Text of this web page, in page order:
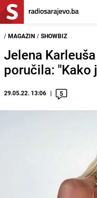
/ MAGAZIN / SHOWBIZ
Jelena
poručila: "Kako
29.05.22. 13:06 5